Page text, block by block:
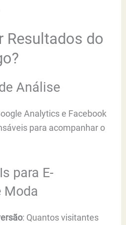
Resultados do
Análise
Analytics e Facebook
para acompanhar o
para E-
Moda
: Quantos visitantes